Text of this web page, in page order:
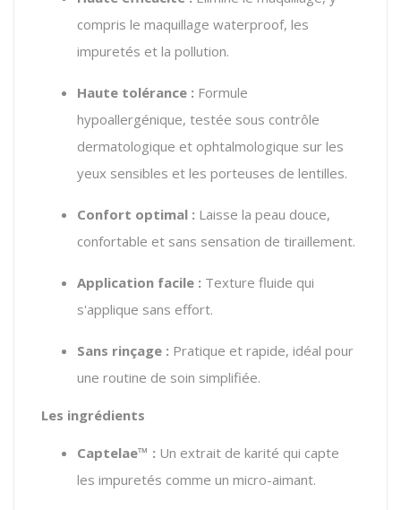
compris le maquillage waterproof, les
impuretés et la pollution.
Haute tolérance : Formule
hypoallergénique, testée sous contrôle
dermatologique et ophtalmologique sur les
yeux sensibles et les porteuses de lentilles.
Confort optimal : Laisse la peau douce,
confortable et sans sensation de tiraillement.
Application facile : Texture fluide qui
s'applique sans effort.
Sans rinçage : Pratique et rapide, idéal pour
une routine de soin simplifiée.
Les ingrédients
Captelae™ : Un extrait de karité qui capte
les impuretés comme un micro-aimant.